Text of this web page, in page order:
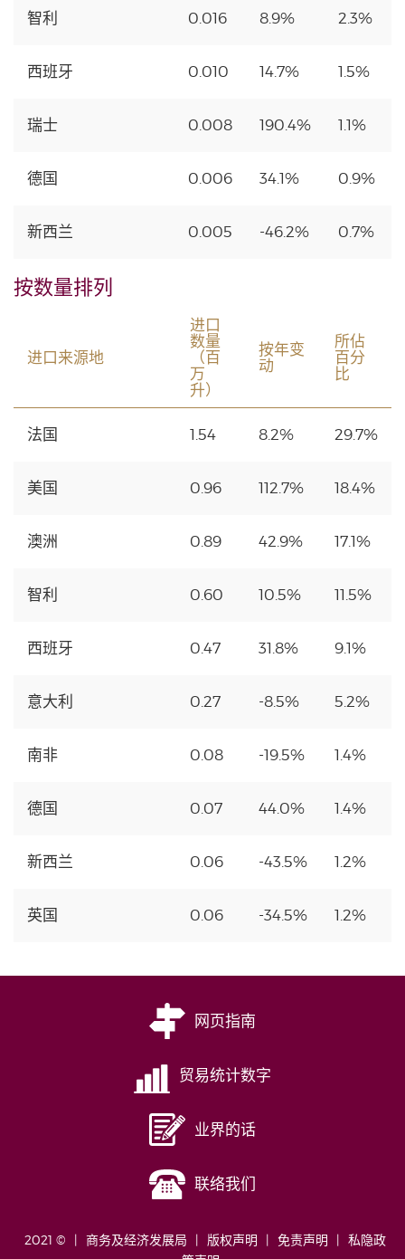
智利 0.016 8.9% 2.3%
西班牙 0.010 14.7% 1.5%
瑞士 0.008 190.4% 1.1%
德国 0.006 34.1% 0.9%
新西兰 0.005 -46.2% 0.7%
按数量排列
进口来源地
进口
数量
（百
万
升）
按年变
动
所佔
百分
比
法国 1.54 8.2% 29.7%
美国 0.96 112.7% 18.4%
澳洲 0.89 42.9% 17.1%
智利 0.60 10.5% 11.5%
西班牙 0.47 31.8% 9.1%
意大利 0.27 -8.5% 5.2%
南非 0.08 -19.5% 1.4%
德国 0.07 44.0% 1.4%
新西兰 0.06 -43.5% 1.2%
英国 0.06 -34.5% 1.2%
网页指南
贸易统计数字
业界的话
联络我们
2021 © 商务及经济发展局 版权声明 免责声明
私隐政